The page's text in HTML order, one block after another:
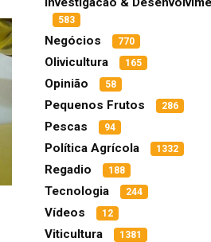
583
Negócios 770
Olivicultura 165
Opinião 58
Pequenos Frutos 286
Pescas 94
Política Agrícola 1332
Regadio 188
Tecnologia 244
Vídeos 12
Viticultura 1381